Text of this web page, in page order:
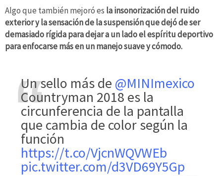
Algo que también mejoró es la insonorización del ruido
exterior y la sensación de la suspensión que dejó de ser
demasiado rígida para dejar a un lado el espíritu deportivo
para enfocarse más en un manejo suave y cómodo.
Un sello más de @MINImexico
Countryman 2018 es la
circunferencia de la pantalla
que cambia de color según la
función
https://t.co/VjcnWQVWEb
pic.twitter.com/d3VD69Y5Gp